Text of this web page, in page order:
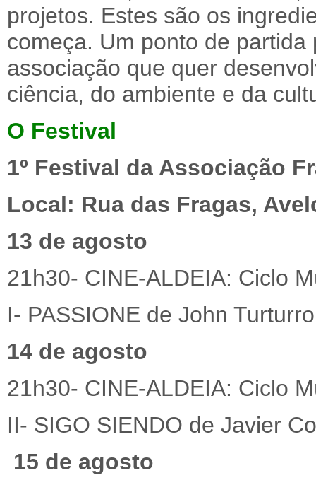
projetos. Estes são os
começa. Um ponto de
associação que quer
ciência, do ambiente e da
O Festival
1º Festival da Associação
Local: Rua das Fragas,
13 de agosto
21h30- CINE-ALDEIA: Ciclo
I- PASSIONE de John
14 de agosto
21h30- CINE-ALDEIA: Ciclo
II- SIGO SIENDO de Javier
15 de agosto